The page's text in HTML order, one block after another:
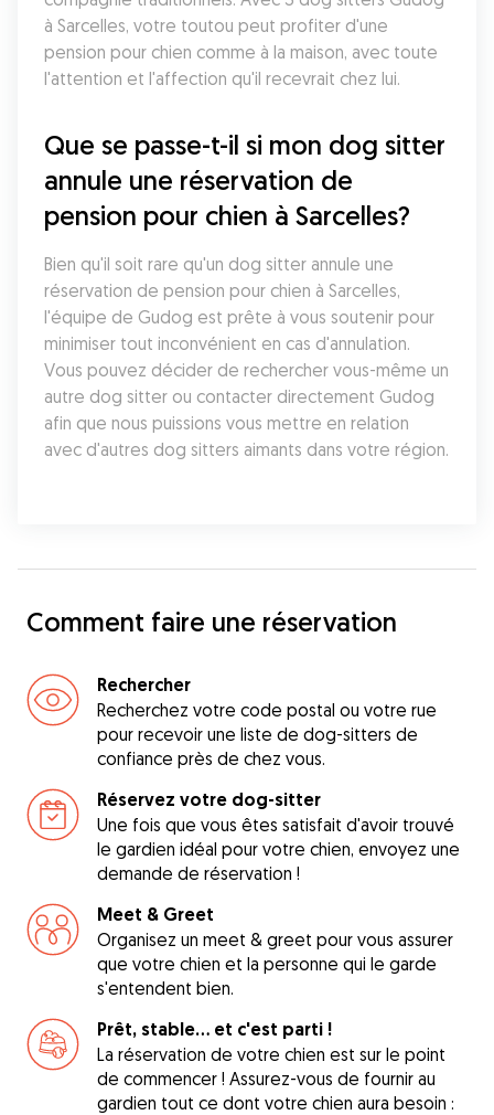
à Sarcelles, votre toutou peut profiter d'une
pension pour chien comme à la maison, avec toute
l'attention et l'affection qu'il recevrait chez lui.
Que se passe-t-il si mon dog sitter
annule une réservation de
pension pour chien à Sarcelles?
Bien qu'il soit rare qu'un dog sitter annule une
réservation de pension pour chien à Sarcelles,
l'équipe de Gudog est prête à vous soutenir pour
minimiser tout inconvénient en cas d'annulation.
Vous pouvez décider de rechercher vous-même un
autre dog sitter ou contacter directement Gudog
afin que nous puissions vous mettre en relation
avec d'autres dog sitters aimants dans votre région.
Comment faire une réservation
Rechercher
Recherchez votre code postal ou votre rue
pour recevoir une liste de dog-sitters de
confiance près de chez vous.
Réservez votre dog-sitter
Une fois que vous êtes satisfait d'avoir trouvé
le gardien idéal pour votre chien, envoyez une
demande de réservation !
Meet & Greet
Organisez un meet & greet pour vous assurer
que votre chien et la personne qui le garde
s'entendent bien.
Prêt, stable... et c'est parti !
La réservation de votre chien est sur le point
de commencer ! Assurez-vous de fournir au
gardien tout ce dont votre chien aura besoin :